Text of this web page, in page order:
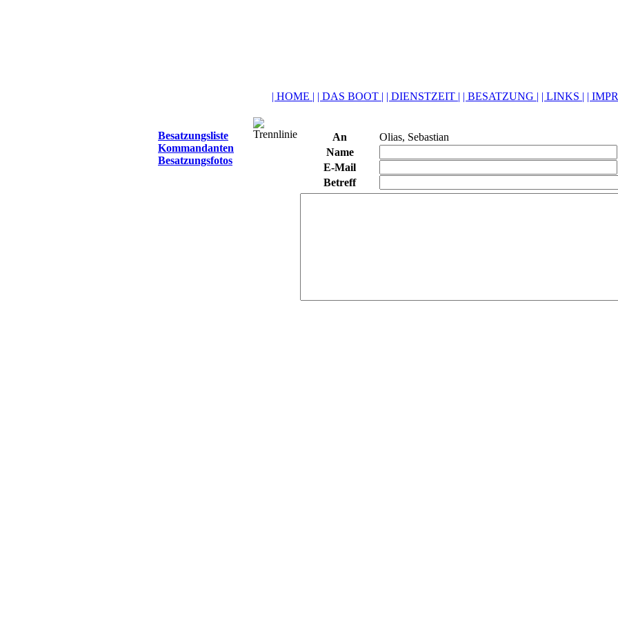
| HOME | | DAS BOOT | | DIENSTZEIT | | BESATZUNG | | LINKS | |
Besatzungsliste
Kommandanten
Besatzungsfotos
An
Olias, Sebastian
Name
E-Mail
Betreff